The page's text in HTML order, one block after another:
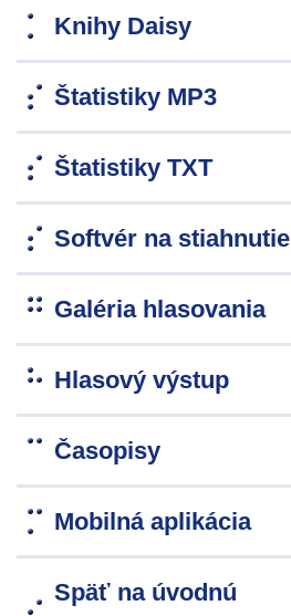
Knihy Daisy
Štatistiky MP3
Štatistiky TXT
Softvér na stiahnutie
Galéria hlasovania
Hlasový výstup
Časopisy
Mobilná aplikácia
Späť na úvodnú